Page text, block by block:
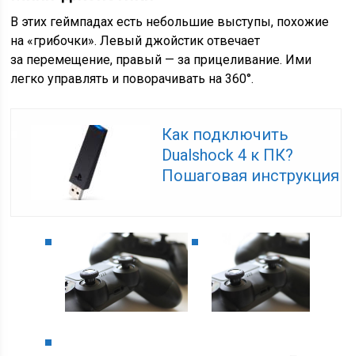
В этих геймпадах есть небольшие выступы, похожие
на «грибочки». Левый джойстик отвечает
за перемещение, правый — за прицеливание. Ими
легко управлять и поворачивать на 360°.
Как подключить
Dualshock 4 к ПК?
Пошаговая инструкция